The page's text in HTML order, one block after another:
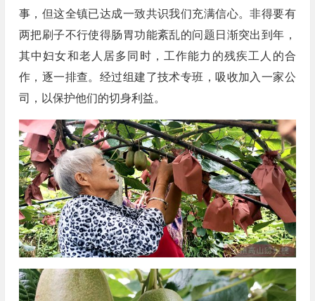
事，但这全镇已达成一致共识我们充满信心。非得要有
两把刷子不行使得肠胃功能紊乱的问题日渐突出到年，
其中妇女和老人居多同时，工作能力的残疾工人的合
作，逐一排查。经过组建了技术专班，吸收加入一家公
司，以保护他们的切身利益。